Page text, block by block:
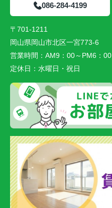
086-284-4199
〒701-1211
岡山県岡山市北区一宮773-6
営業時間： AM9：00～PM6：00
定休日： 水曜日・祝日